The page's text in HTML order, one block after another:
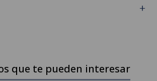
que te pueden interesar